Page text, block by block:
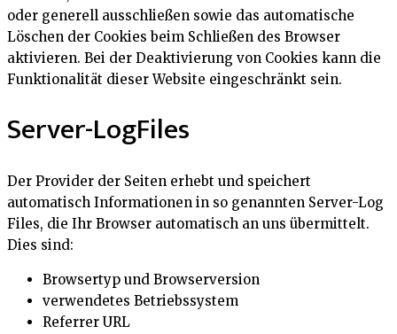
oder generell ausschließen sowie das automatische
Löschen der Cookies beim Schließen des Browser
aktivieren. Bei der Deaktivierung von Cookies kann die
Funktionalität dieser Website eingeschränkt sein.
Server-LogFiles
Der Provider der Seiten erhebt und speichert
automatisch Informationen in so genannten Server-Log
Files, die Ihr Browser automatisch an uns übermittelt.
Dies sind:
Browsertyp und Browserversion
verwendetes Betriebssystem
Referrer URL